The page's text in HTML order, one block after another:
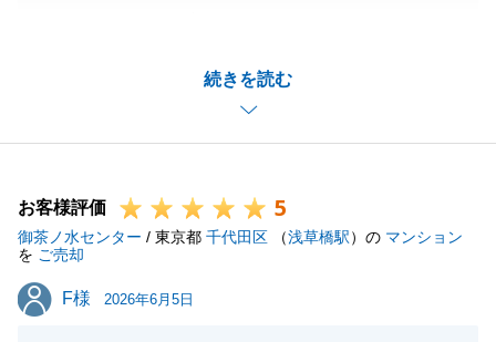
続きを読む
されたと伺いましたが弊社をお選びいただいたこと
を、光栄に思っていました。
結果的に、非常に早く・ご希望を上回る好条件で成約
今後また何か不動産関係でお手伝いできることがござ
いましたら、ご親戚やご友人等が不動産関係でお困り
でしたら、ぜひ弊社をご用命ください。
お客様評価 5
御茶ノ水センター / 東京都 千代田区 （浅草橋駅）の マンション
を ご売却
F様
F様 2026年6月5日